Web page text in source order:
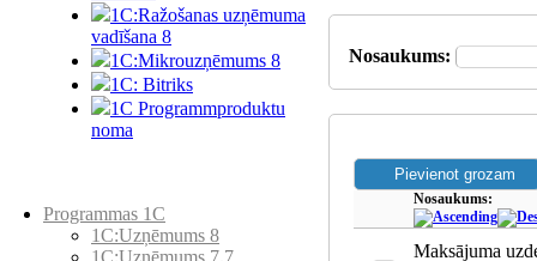
1C:Ražošanas uzņēmuma
vadīšana 8
1С:Мikrouzņēmums 8
1C: Bitriks
1C Programmproduktu
noma
Programmas 1C
1C:Uzņēmums 8
1C:Uzņēmums 7.7
Nosaukums:
Nosaukums:
Maksājuma